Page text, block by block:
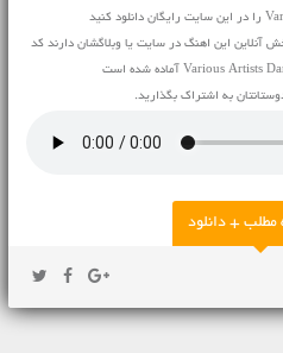
آنلاین این اهنگ در سایت یا وبلاگشان دارند کد
به اشتراک بگذارید.
مطلب + دانلود